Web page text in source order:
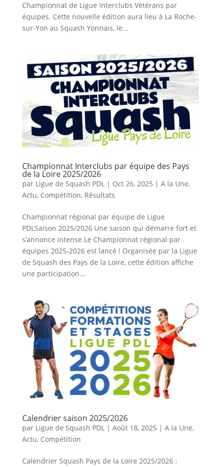
Championnat de Ligue Interclubs Vétérans par
équipes. Cette nouvelle édition aura lieu à La Roche-
sur-Yon au Squash Yonnais, le...
Championnat Interclubs par équipe des Pays
de la Loire 2025/2026
par Ligue de Squash PDL| Oct 26, 2025 | A la Une,
Actu, Compétition, Résultats
Championnat régional par équipe de Ligue
PDLSaison 2025/2026 Une saison qui démarre fort et
s’annonce intense Le Championnat régional par
équipes 2025-2026 est lancé ! Organisée par la Ligue
de Squash des Pays de la Loire, cette édition affiche
une participation...
Calendrier saison 2025/2026
par Ligue de Squash PDL| Août 18, 2025 | A la Une,
Actu, Compétition
Calendrier Squash Pays de la Loire 2025/2026 :